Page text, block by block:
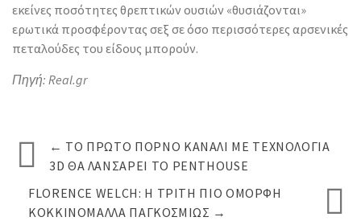
εκείνες ποσότητες θρεπτικών ουσιών «θυσιάζονται»
ερωτικά προσφέροντας σεξ σε όσο περισσότερες αρσενικές
πεταλούδες του είδους μπορούν.
Πηγή: Real.gr
← ΤΟ ΠΡΏΤΟ ΠΟΡΝΌ ΚΑΝΆΛΙ ΜΕ ΤΕΧΝΟΛΟΓΊΑ
3D ΘΑ ΛΑΝΣΆΡΕΙ ΤΟ PENTHOUSE
FLORENCE WELCH: Η ΤΡΊΤΗ ΠΙΟ ΌΜΟΡΦΗ
ΚΟΚΚΙΝΟΜΆΛΛΑ ΠΑΓΚΟΣΜΊΩΣ →